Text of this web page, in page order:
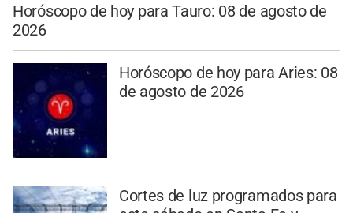
Horóscopo de hoy para Tauro: 08 de agosto de
2026
Horóscopo de hoy para Aries: 08
de agosto de 2026
Cortes de luz programados para